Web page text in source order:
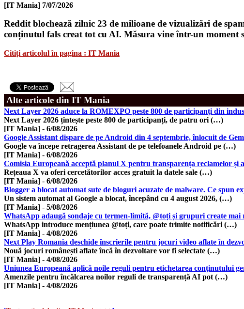
[IT Mania] 7/07/2026
Reddit blochează zilnic 23 de milioane de vizualizări de
conținutul fals creat tot cu AI. Măsura vine într-un
Citiți articolul în pagina : IT Mania
Alte articole din IT Mania
Next Layer 2026 aduce la ROMEXPO peste 800 de participanți din
Next Layer 2026 țintește peste 800 de participanți, de patru ori (…)
[IT Mania] - 6/08/2026
Google Assistant dispare de pe Android din 4 septembrie, înlocuit de
Google va începe retragerea Assistant de pe telefoanele Android pe (…)
[IT Mania] - 6/08/2026
Comisia Europeană acceptă planul X pentru transparența reclamelor și
Rețeaua X va oferi cercetătorilor acces gratuit la datele sale (…)
[IT Mania] - 6/08/2026
Blogger a blocat automat sute de bloguri acuzate de malware. Ce spun
Un sistem automat al Google a blocat, începând cu 4 august 2026, (…)
[IT Mania] - 5/08/2026
WhatsApp adaugă sondaje cu termen-limită, @toți și grupuri create mai
WhatsApp introduce mențiunea @toți, care poate trimite notificări (…)
[IT Mania] - 4/08/2026
Next Play Romania deschide înscrierile pentru jocuri video aflate în
Nouă jocuri românești aflate încă în dezvoltare vor fi selectate (…)
[IT Mania] - 4/08/2026
Uniunea Europeană aplică noile reguli pentru etichetarea conținutului
Amenzile pentru încălcarea noilor reguli de transparență AI pot (…)
[IT Mania] - 4/08/2026